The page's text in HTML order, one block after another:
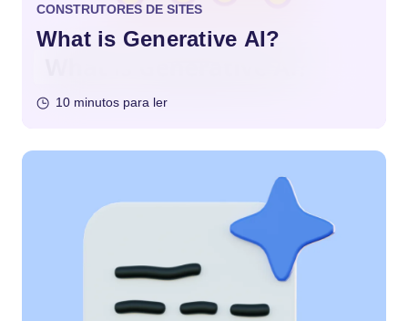
CONSTRUTORES DE SITES
What is Generative AI?
10 minutos para ler